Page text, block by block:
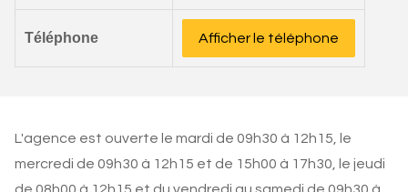
Téléphone Afficher le téléphone
L'agence est ouverte le mardi de 09h30 à 12h15, le
mercredi de 09h30 à 12h15 et de 15h00 à 17h30, le jeudi